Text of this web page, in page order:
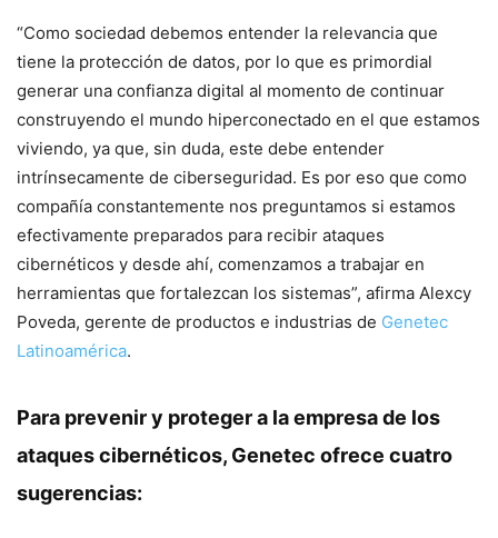
“Como sociedad debemos entender la relevancia que
tiene la protección de datos, por lo que es primordial
generar una confianza digital al momento de continuar
construyendo el mundo hiperconectado en el que estamos
viviendo, ya que, sin duda, este debe entender
intrínsecamente de ciberseguridad. Es por eso que como
compañía constantemente nos preguntamos si estamos
efectivamente preparados para recibir ataques
cibernéticos y desde ahí, comenzamos a trabajar en
herramientas que fortalezcan los sistemas”, afirma Alexcy
Poveda, gerente de productos e industrias de Genetec
Latinoamérica.
Para prevenir y proteger a la empresa de los
ataques cibernéticos, Genetec ofrece cuatro
sugerencias: